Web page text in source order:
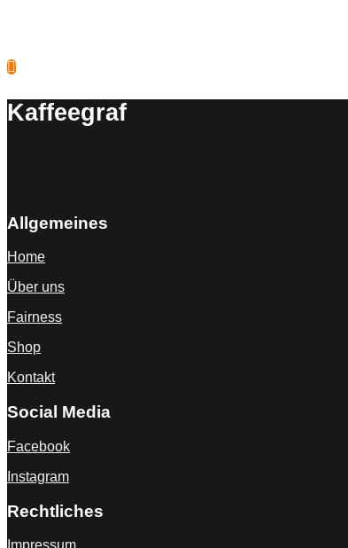
Kaffeegraf
Allgemeines
Home
Über uns
Fairness
Shop
Kontakt
Social Media
Facebook
Instagram
Rechtliches